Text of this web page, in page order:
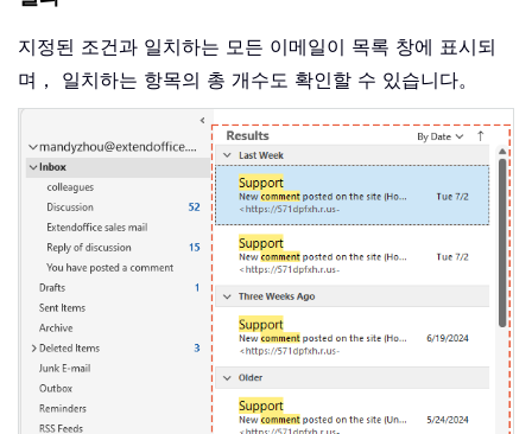
지정된 조건과 일치하는 모든 이메일이 목록 창에 표시되
며， 일치하는 항목의 총 개수도 확인할 수 있습니다。